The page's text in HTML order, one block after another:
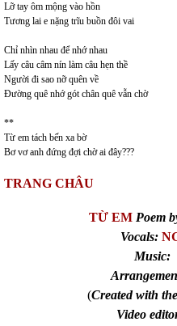
Lỡ tay ôm mộng vào hồn
Tương lai e nặng trĩu buồn đôi vai
Chỉ nhìn nhau để nhớ nhau
Lấy câu câm nín làm câu hẹn thề
Người đi sao nỡ quên về
Đường quê nhớ gót chân quê vẫn chờ
**
Từ em tách bến xa bờ
Bơ vơ anh đứng đợi chờ ai đây???
TRANG CHÂU
TỪ EM Poem
Vocals:
Music:
(Created with
Video